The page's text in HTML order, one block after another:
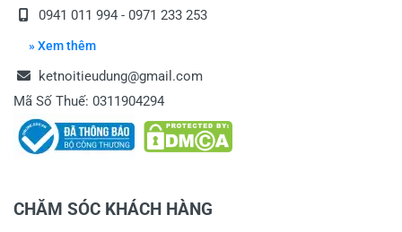
0941 011 994 - 0971 233 253
» Xem thêm
ketnoitieudung@gmail.com
Mã Số Thuế: 0311904294
CHĂM SÓC KHÁCH HÀNG